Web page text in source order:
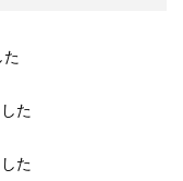
た
た
た